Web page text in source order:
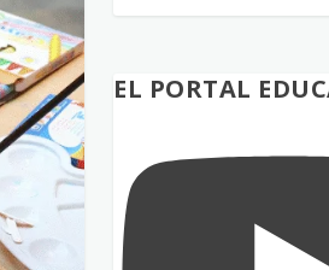
EL PORTAL